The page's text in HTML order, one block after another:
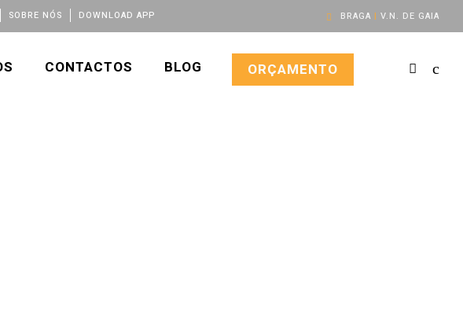
BRAGA | V.N. DE GAIA
SOBRE NÓS DOWNLOAD APP
CONTACTOS BLOG ORÇAMENTO